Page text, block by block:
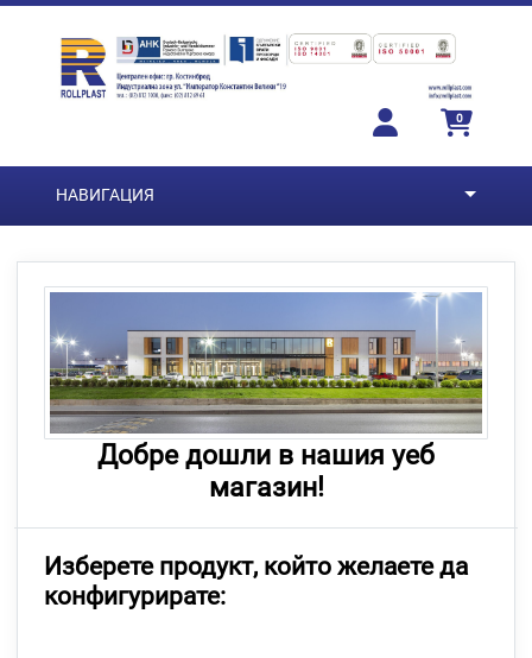
Преминете към основното съдържание
0
НАВИГАЦИЯ
Добре дошли в нашия уеб
магазин!
Изберете продукт, който желаете да
конфигурирате: